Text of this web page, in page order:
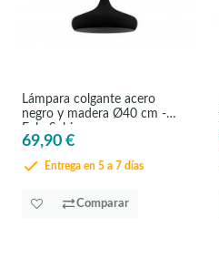
Lámpara colgante acero
negro y madera Ø40 cm -
Eglo Sabinar
69,90 €
Entrega en 5 a 7 días
Comparar